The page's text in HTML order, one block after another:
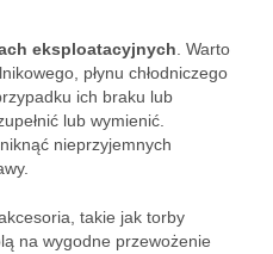
eksploatacyjnych . Warto
płynu chłodniczego
ich braku lub
lub wymienić.
nieprzyjemnych
takie jak torby
na wygodne przewożenie